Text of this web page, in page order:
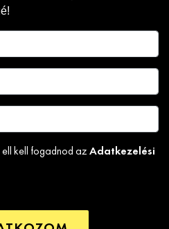
kell fogadnod az Adatkezelési